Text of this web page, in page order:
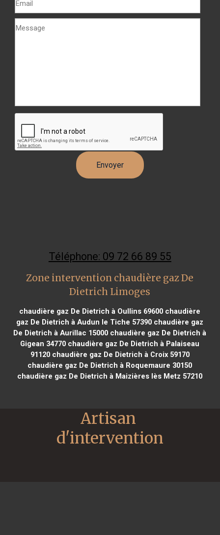
Téléphone: 09 72 66 89 55
Zone intervention chaudière gaz De
Dietrich Limoges
chaudière gaz De Dietrich à Oullins 69600 chaudière
gaz De Dietrich à Audun le Tiche 57390 chaudière gaz
De Dietrich à Aurillac 15000 chaudière gaz De Dietrich à
Gigean 34770 chaudière gaz De Dietrich à Palaiseau
91120chaudière gaz De Dietrich à Croix 59170
chaudière gaz De Dietrich à Roquemaure 30150
chaudière gaz De Dietrich à Maizières lès Metz 57210
Artisan
d'intervention